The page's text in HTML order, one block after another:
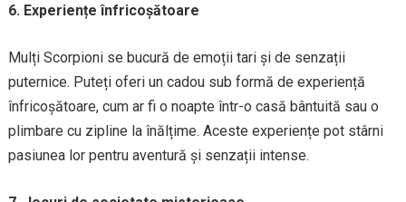
6. Experiențe înfricoșătoare
Mulți Scorpioni se bucură de emoții tari și de senzații
puternice. Puteți oferi un cadou sub formă de experiență
înfricoșătoare, cum ar fi o noapte într-o casă bântuită sau o
plimbare cu zipline la înălțime. Aceste experiențe pot stârni
pasiunea lor pentru aventură și senzații intense.